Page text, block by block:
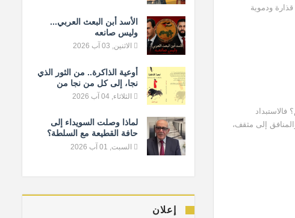
ودموية
إلى مثقف،
الأسد أبن البعث العربي...
وليس صانعه
الاثنين, 03 آب 2026
أوعية الذاكرة.. من الثور الذي
نجا، إلى كل من نجا من
النسيان
الثلاثاء, 04 آب 2026
لماذا وصلت السويداء إلى
حافة القطيعة مع السلطة؟
السبت, 01 آب 2026
إعلان